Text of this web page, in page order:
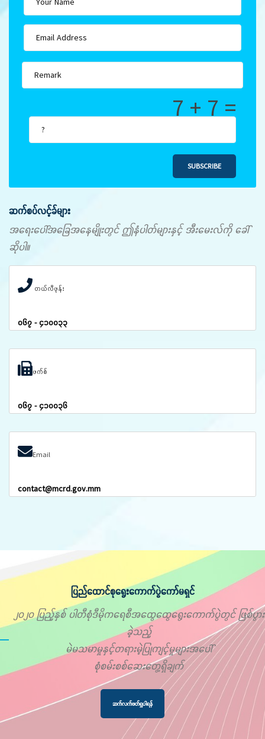
7 + 7 =
SUBSCRIBE
ဆက်စပ်လင့်ခ်များ
အရေးပေါ်အခြေအနေမျိုးတွင် ဤနံပါတ်များနှင့် အီးမေးလ်ကို ခေါ်
ဆိုပါ။
တယ်လီဖုန်း
၀၆၇ - ၄၁၀၀၃၃
ဖက်စ်
၀၆၇ - ၄၁၀၀၃၆
Email
contact@mcrd.gov.mm
ပြည်ထောင်စုရွေးကောက်ပွဲကော်မရှင်
၂၀၂၀ ပြည့်နှစ် ပါတီစုံဒီမိုကရေစီအထွေထွေရွေးကောက်ပွဲတွင် ဖြစ်ပွား
ခဲ့သည့်
မဲမသမာမှုနှင့်တရားမဲ့ပြုကျင့်မှုများအပေါ်
စုံစမ်းစစ်ဆေးတွေ့ရှိချက်
ဆက်လက်ဖတ်ရှုပါရန်